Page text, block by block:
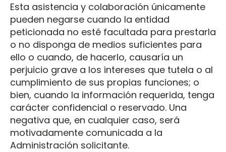
Esta asistencia y colaboración únicamente
pueden negarse cuando la entidad
peticionada no esté facultada para prestarla
o no disponga de medios suficientes para
ello o cuando, de hacerlo, causaría un
perjuicio grave a los intereses que tutela o al
cumplimiento de sus propias funciones; o
bien, cuando la información requerida, tenga
carácter confidencial o reservado. Una
negativa que, en cualquier caso, será
motivadamente comunicada a la
Administración solicitante.